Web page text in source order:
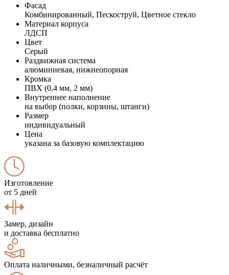
Фасад
Комбинированный, Пескоструй, Цветное стекло
Материал корпуса
ЛДСП
Цвет
Серый
Раздвижная система
алюминиевая, нижнеопорная
Кромка
ПВХ (0,4 мм, 2 мм)
Внутреннее наполнение
на выбор (полки, корзины, штанги)
Размер
индивидуальный
Цена
указана за базовую комплектацию
Изготовление
от 5 дней
Замер, дизайн
и доставка бесплатно
Оплата наличными, безналичный расчёт